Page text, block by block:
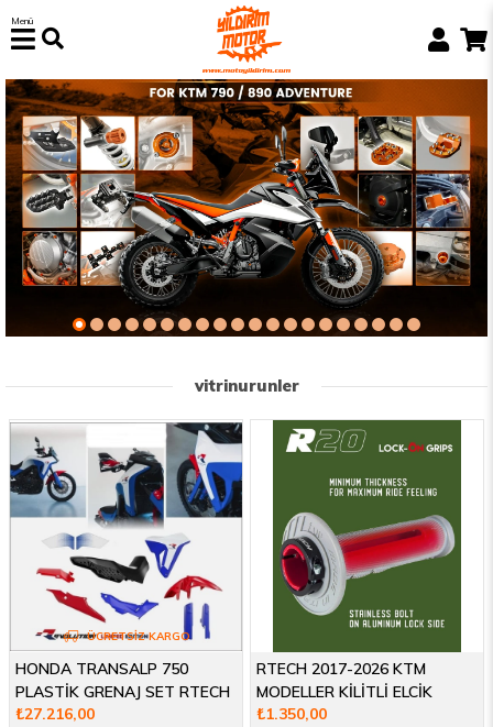
Menü
vitrinurunler
HONDA TRANSALP 750
PLASTİK GRENAJ SET RTECH
23-25
₺27.216,00
ÜCRETSIZ KARGO
RTECH 2017-2026 KTM
MODELLER KİLİTLİ ELCİK
SİYAH
₺1.350,00